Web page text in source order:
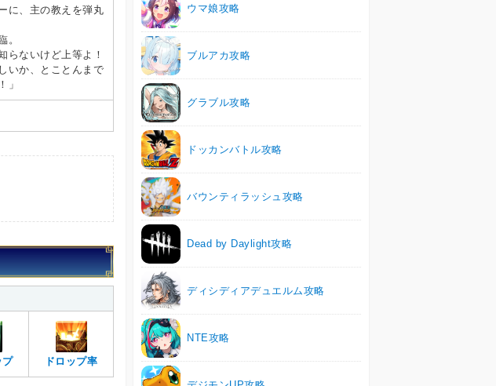
に、主の教えを弾丸
。
らないけど上等よ！
いか、とことんまで
」
プ ドロップ率
ウマ娘攻略
ブルアカ攻略
グラブル攻略
ドッカンバトル攻略
バウンティラッシュ攻略
Dead by Daylight攻略
ディシディアデュエルム攻略
NTE攻略